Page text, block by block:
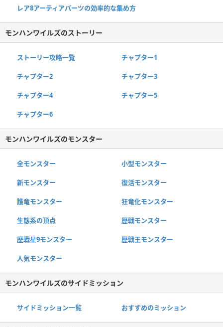
レア8アーティアパーツの効率的な集め方
モンハンワイルズのストーリー
ストーリー攻略一覧 チャプター1
チャプター2 チャプター3
チャプター4 チャプター5
チャプター6
モンハンワイルズのモンスター
全モンスター 小型モンスター
新モンスター 復活モンスター
護竜モンスター 狂竜化モンスター
生態系の頂点 歴戦モンスター
歴戦星9モンスター 歴戦王モンスター
人気モンスター
モンハンワイルズのサイドミッション
サイドミッション一覧 おすすめのミッション